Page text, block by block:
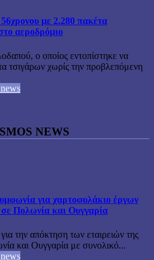
με 2.280 πακέτα
αεροδρόμιο
ο οποίος εντοπίστηκε να
τσιγάρων χωρίς την προβλεπόμενη
NEWS
για χαρτοφυλάκιο έργων
Πολωνία και Ουγγαρία
την απόκτηση των εταιρειών της
και Ουγγαρία με συνολικό...